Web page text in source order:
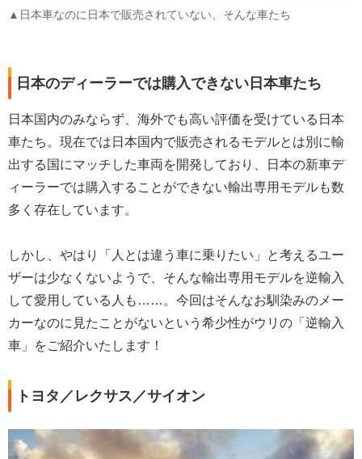
▲日本車なのに日本で販売されていない、そんな車たち
日本のディーラーでは購入できない日本車たち
日本国内のみならず、海外でも高い評価を受けている日本
車たち。現在では日本国内で販売されるモデルとは別に輸
出する国にマッチした車両を開発しており、日本の新車デ
ィーラーでは購入することができない輸出専用モデルも数
多く存在しています。
しかし、やはり「人とは違う車に乗りたい」と考えるユー
ザーは少なくないようで、そんな輸出専用モデルを逆輸入
して愛用している人も……。今回はそんなお馴染みのメー
カーなのに見たことがないという希少性がウリの「逆輸入
車」をご紹介いたします！
トヨタ／レクサス／サイオン